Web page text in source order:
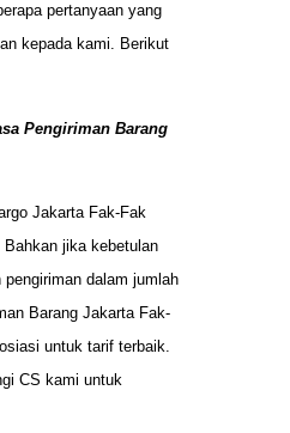
pertanyaan yang
kepada kami. Berikut
Pengiriman Barang
Jakarta Fak-Fak
jika kebetulan
dalam jumlah
Barang Jakarta Fak-
untuk tarif terbaik.
CS kami untuk